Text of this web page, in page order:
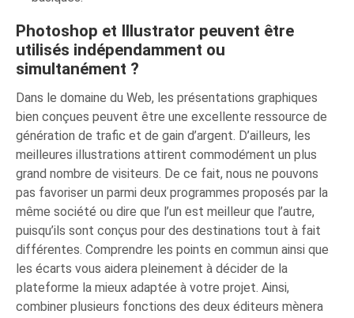
Photoshop et Illustrator peuvent être
utilisés indépendamment ou
simultanément ?
Dans le domaine du Web, les présentations graphiques
bien conçues peuvent être une excellente ressource de
génération de trafic et de gain d’argent. D’ailleurs, les
meilleures illustrations attirent commodément un plus
grand nombre de visiteurs. De ce fait, nous ne pouvons
pas favoriser un parmi deux programmes proposés par la
même société ou dire que l’un est meilleur que l’autre,
puisqu’ils sont conçus pour des destinations tout à fait
différentes. Comprendre les points en commun ainsi que
les écarts vous aidera pleinement à décider de la
plateforme la mieux adaptée à votre projet. Ainsi,
combiner plusieurs fonctions des deux éditeurs mènera